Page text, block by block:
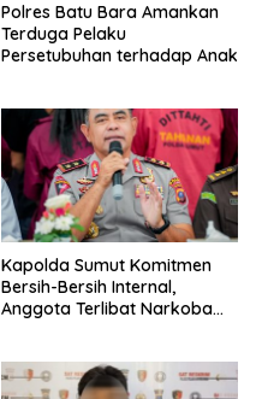
Polres Batu Bara Amankan
Terduga Pelaku
Persetubuhan terhadap Anak
Kapolda Sumut Komitmen
Bersih-Bersih Internal,
Anggota Terlibat Narkoba